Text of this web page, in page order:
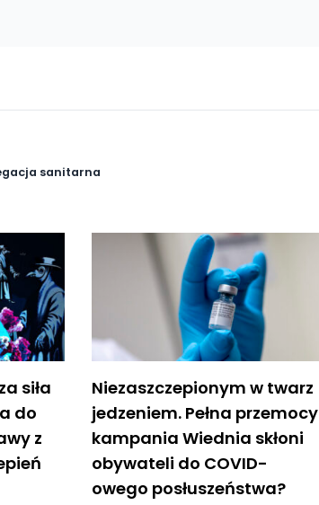
sanitarna
siła
do
z
Niezaszczepionym w twarz
jedzeniem. Pełna przemocy
kampania Wiednia skłoni
obywateli do COVID-
owego posłuszeństwa?